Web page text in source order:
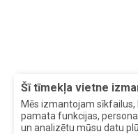
Šī tīmekļa vietne
Mēs izmantojam
pamata funkcijas,
un analizētu mūsu datu